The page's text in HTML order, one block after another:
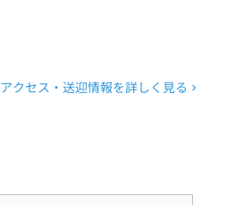
アクセス・送迎情報を詳しく見る